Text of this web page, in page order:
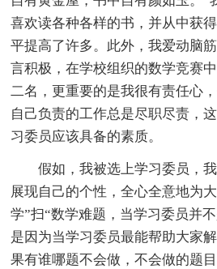
喜欢读各种各样的书，并从中获
平提高了许多。此外，我爱动脑
言积极，在学校组织的数学竞赛
二名，更重要的是我很有责任心
自己负责的工作总是尽职尽责，
习委员应该具备的素质。
假如，我被选上学习委员，
展现自己的个性，全心全意地为
学”扫“数学难题，当学习委员并
是因为当学习委员最能帮助大家
果有谁哪题不会做，不会做的题